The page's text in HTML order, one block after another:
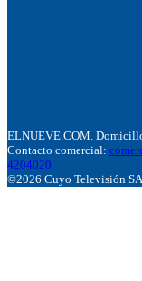
ELNUEVE.COM.
Contacto comercial:
4204020
©2026 Cuyo Televisión